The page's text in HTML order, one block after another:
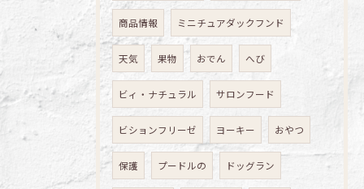
商品情報 ミニチュアダックフンド
天気 果物 おでん へび
ビィ・ナチュラル サロンフード
ビションフリーゼ ヨーキー おやつ
保護 プードルの ドッグラン